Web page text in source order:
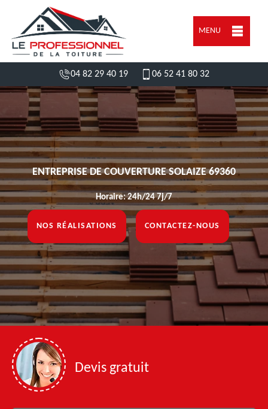
MENU
04 82 29 40 19 06 52 41 80 32
ENTREPRISE DE COUVERTURE SOLAIZE 69360
Horaire: 24h/24 7j/7
NOS RÉALISATIONS CONTACTEZ-NOUS
Devis gratuit